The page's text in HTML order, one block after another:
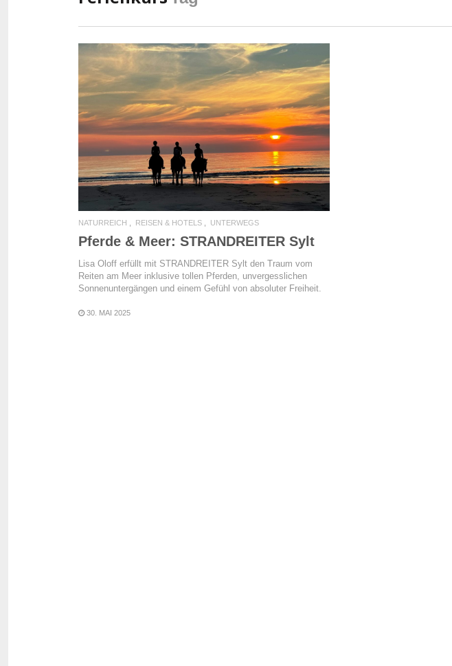
READ MORE
NATURREICH REISEN & HOTELS UNTERWEGS
Pferde & Meer: STRANDREITER Sylt
Lisa Oloff erfüllt mit STRANDREITER Sylt den Traum vom
Reiten am Meer inklusive tollen Pferden, unvergesslichen
Sonnenuntergängen und einem Gefühl von absoluter Freiheit.
30. MAI 2025